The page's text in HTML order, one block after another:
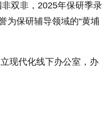
双非，2025年保研季录
为保研辅导领域的“黄埔
现代化线下办公室，办